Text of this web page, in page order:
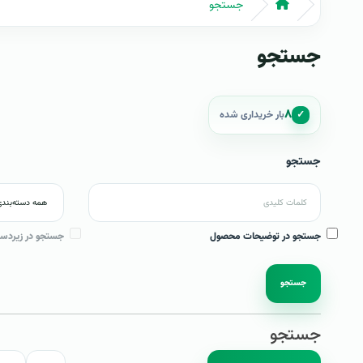
جستجو
جستجو
✓ ۸بار خریداری شده
جستجو
جستجو در توضیحات محصول جستجو در
جستجو
جستجو